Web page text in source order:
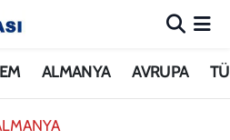
ALMANYA AVRUPA